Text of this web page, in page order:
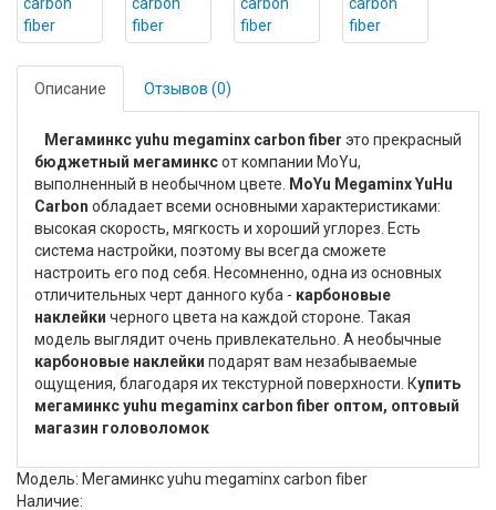
Описание Отзывов (0)
Мегаминкс yuhu megaminx carbon fiber это прекрасный
бюджетный мегаминксот компании MoYu,
выполненный в необычном цвете.
MoYu Megaminx YuHu
Carbon обладает всеми основными характеристиками:
высокая скорость, мягкость и хороший углорез. Есть
система настройки, поэтому вы всегда сможете
настроить его под себя. Несомненно, одна из основных
отличительных черт данного куба - карбоновые
наклейки черного цвета на каждой стороне. Такая
модель выглядит очень привлекательно. А необычные
карбоновые наклейки подарят вам незабываемые
ощущения, благодаря их текстурной поверхности. Купить
мегаминкс yuhu megaminx carbon fiber оптом, оптовый
магазин головоломок
Модель: Мегаминкс yuhu megaminx carbon fiber
Наличие: